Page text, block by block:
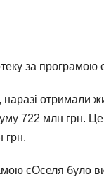
за програмою
отримали
722 млн грн. Це
грн.
єОселя було